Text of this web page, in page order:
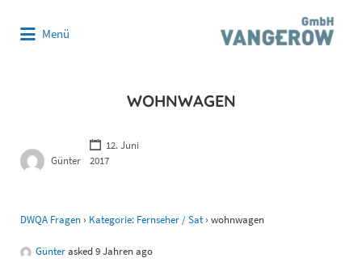
Menü
WOHNWAGEN
Günter
12. Juni
2017
DWQA Fragen › Kategorie: Fernseher / Sat› wohnwagen
Günterasked 9 Jahren ago